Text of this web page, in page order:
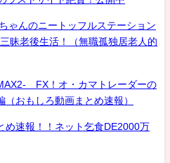
ゃんのニートッフルステーション
昧老後生活！（無職孤独居老人的
FX！オ・カマトレーダーの
おもしろ動画まとめ速報）
め速報！！ネット乞食DE2000万